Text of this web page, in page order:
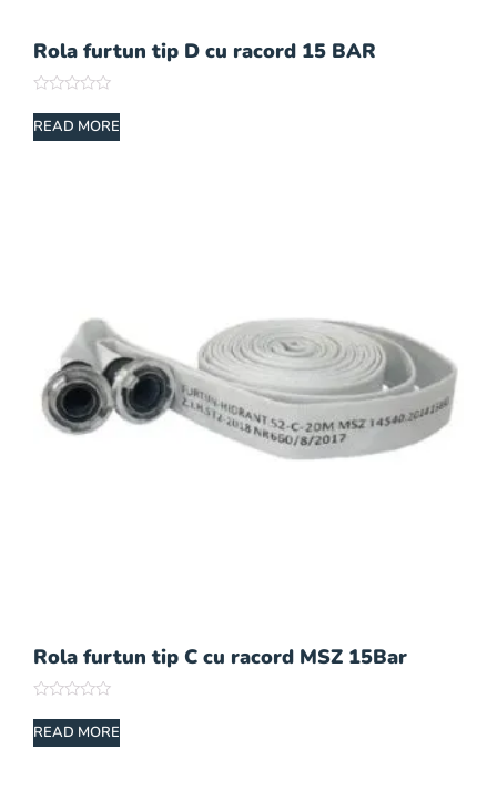
Rola furtun tip D cu racord 15 BAR
0
out
READ MORE
Rola furtun tip C cu racord MSZ 15Bar
0
out
READ MORE